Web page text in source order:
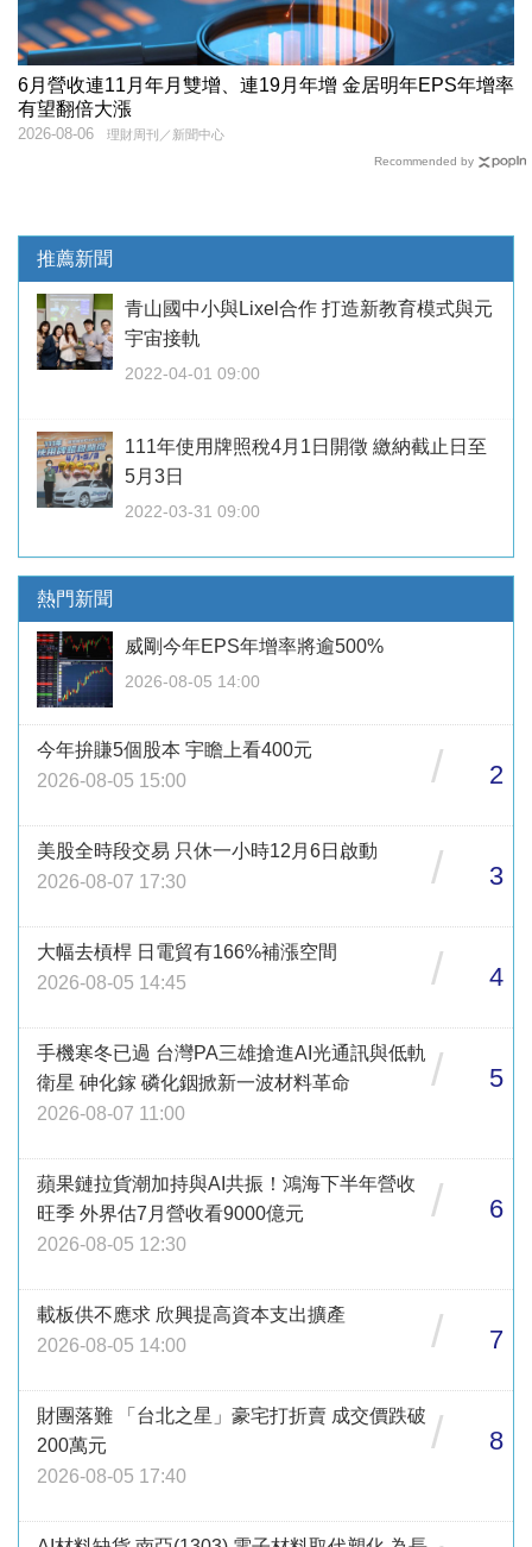
6月營收連11月年月雙增、連19月年增 金居明年EPS年增率
有望翻倍大漲
理財周刊／新聞中心
2026-08-06
Recommended by
推薦新聞
青山國中小與Lixel合作 打造新教育模式與元
宇宙接軌
2022-04-01 09:00
111年使用牌照稅4月1日開徵 繳納截止日至
5月3日
2022-03-31 09:00
熱門新聞
威剛今年EPS年增率將逾500%
2026-08-05 14:00
今年拚賺5個股本 宇瞻上看400元
2026-08-05 15:00
/ 2
美股全時段交易 只休一小時12月6日啟動
2026-08-07 17:30
/ 3
大幅去槓桿 日電貿有166%補漲空間
2026-08-05 14:45
/ 4
手機寒冬已過 台灣PA三雄搶進AI光通訊與低軌
衛星 砷化鎵 磷化銦掀新一波材料革命
2026-08-07 11:00
/ 5
蘋果鏈拉貨潮加持與AI共振！鴻海下半年營收
旺季 外界估7月營收看9000億元
2026-08-05 12:30
/ 6
載板供不應求 欣興提高資本支出擴產
2026-08-05 14:00
/ 7
財團落難 「台北之星」豪宅打折賣 成交價跌破
200萬元
2026-08-05 17:40
/ 8